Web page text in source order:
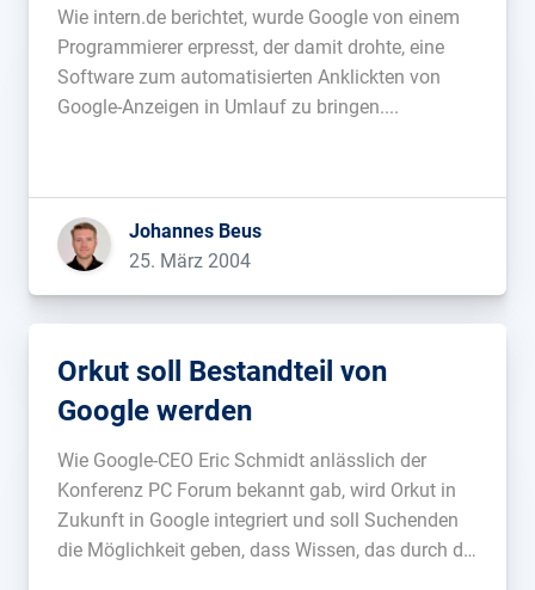
Wie intern.de berichtet, wurde Google von einem
Programmierer erpresst, der damit drohte, eine
Software zum automatisierten Anklickten von
Google-Anzeigen in Umlauf zu bringen....
Johannes Beus
25. März 2004
Orkut soll Bestandteil von
Google werden
Wie Google-CEO Eric Schmidt anlässlich der
Konferenz PC Forum bekannt gab, wird Orkut in
Zukunft in Google integriert und soll Suchenden
die Möglichkeit geben, dass Wissen, das durch die